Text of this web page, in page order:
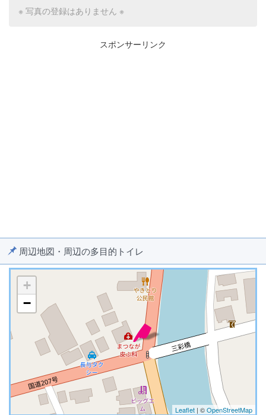
※ 写真の登録はありません ※
スポンサーリンク
周辺地図・周辺の多目的トイレ
※ マップを検索、表示中です ※
+
−
Leaflet | ©OpenStreetMap